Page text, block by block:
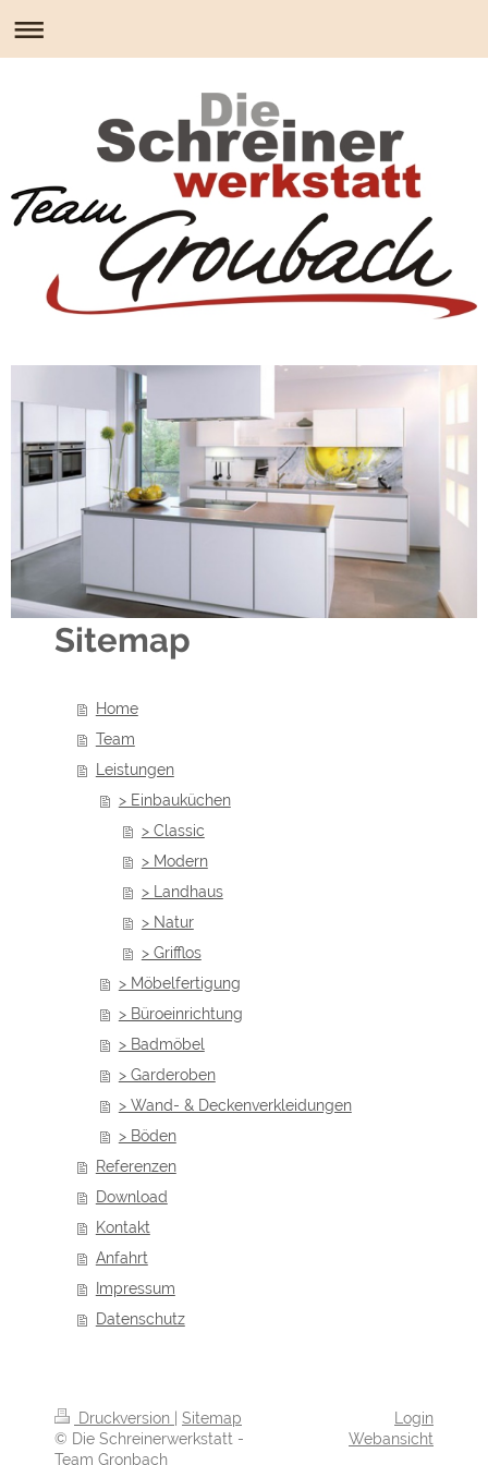
Sitemap
Home
Team
Leistungen
> Einbauküchen
> Classic
> Modern
> Landhaus
> Natur
> Grifflos
> Möbelfertigung
> Büroeinrichtung
> Badmöbel
> Garderoben
> Wand- & Deckenverkleidungen
> Böden
Referenzen
Download
Kontakt
Anfahrt
Impressum
Datenschutz
Druckversion
Sitemap
© Die Schreinerwerkstatt -
Team Gronbach
Login
Webansicht